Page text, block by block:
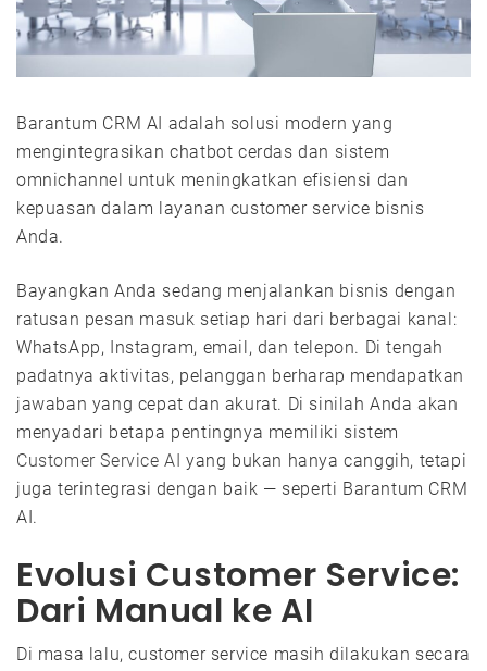
Barantum CRM AI adalah solusi modern yang
mengintegrasikan chatbot cerdas dan sistem
omnichannel untuk meningkatkan efisiensi dan
kepuasan dalam layanan customer service bisnis
Anda.
Bayangkan Anda sedang menjalankan bisnis dengan
ratusan pesan masuk setiap hari dari berbagai kanal:
WhatsApp, Instagram, email, dan telepon. Di tengah
padatnya aktivitas, pelanggan berharap mendapatkan
jawaban yang cepat dan akurat. Di sinilah Anda akan
menyadari betapa pentingnya memiliki sistem
Customer Service AI yang bukan hanya canggih, tetapi
juga terintegrasi dengan baik — seperti Barantum CRM
AI.
Evolusi Customer Service:
Dari Manual ke AI
Di masa lalu, customer service masih dilakukan secara